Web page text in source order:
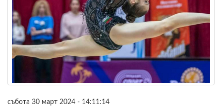
събота 30 март 2024 - 14:11:14